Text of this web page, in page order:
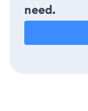
need.